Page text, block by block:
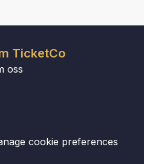
TicketCo
oss
cookie preferences